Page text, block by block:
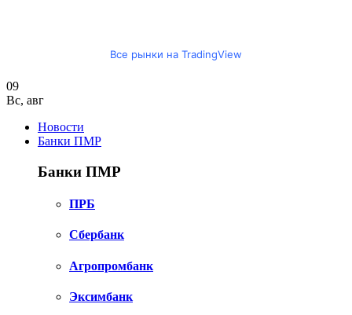
Все рынки на TradingView
09
Вс, авг
Новости
Банки ПМР
Банки ПМР
ПРБ
Сбербанк
Агропромбанк
Эксимбанк